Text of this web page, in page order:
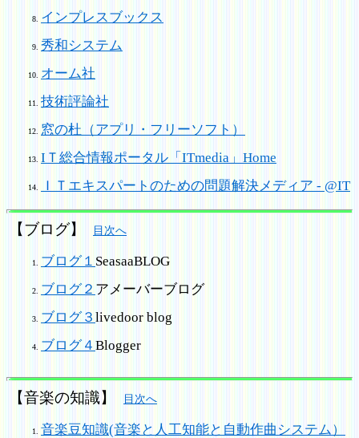
インプレスブックス
秀和システム
オーム社
技術評論社
窓の杜（アプリ・フリーソフト）
IＴ総合情報ポータル「ITmedia」Home
ＩＴエキスパートのための問題解決メディア - @IT
【ブログ】 目次へ
ブログ１ SeasaaBLOG
ブログ２ アメーバーブログ
ブログ３ livedoor blog
ブログ４ Blogger
【音楽の知識】 目次へ
音楽豆知識(音楽と人工知能と自動作曲システム）